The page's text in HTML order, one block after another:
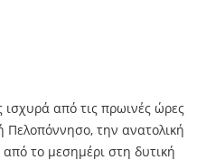
από τις πρωινές ώρες
Πελοπόννησο, την ανατολική
το μεσημέρι στη δυτική